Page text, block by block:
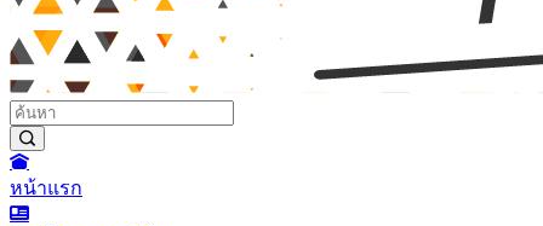
หน้าแรก